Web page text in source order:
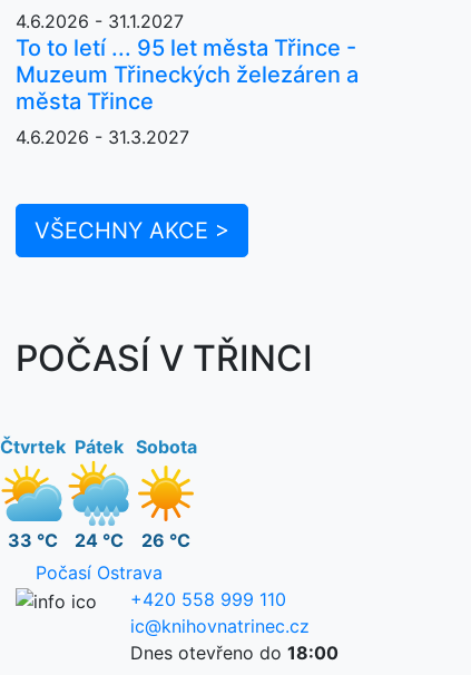
4.6.2026 - 31.1.2027
To to letí ... 95 let města Třince -
Muzeum Třineckých železáren a
města Třince
4.6.2026 - 31.3.2027
VŠECHNY AKCE >
POČASÍ V TŘINCI
Čtvrtek
33 °C
Pátek
24 °C
Sobota
26 °C
Počasí Ostrava
+420 558 999 110
ic@knihovnatrinec.cz
Dnes otevřeno do 18:00